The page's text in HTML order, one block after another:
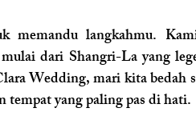
memandu langkahmu.
dari Shangri-La yang
Wedding, mari kita bedah
tempat yang paling pas di hati.